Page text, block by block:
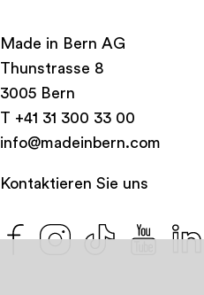
Made in Bern AG
Thunstrasse 8
3005 Bern
T +41 31 300 33 00
info@madeinbern.com
Kontaktieren Sie uns